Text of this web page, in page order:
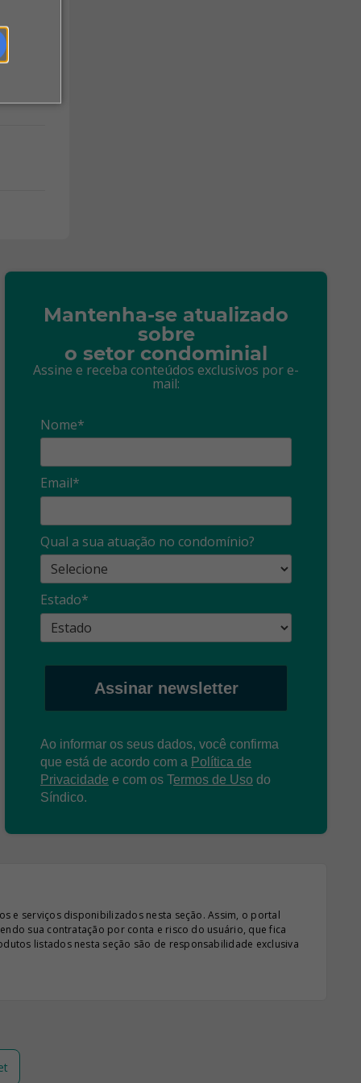
Mantenha-se atualizado
sobre
o setor condominial
Assine e receba conteúdos exclusivos por e-
mail:
Nome*
Email*
Qual a sua atuação no condomínio?
Estado*
Assinar newsletter
Ao informar os seus dados, você confirma
que está de acordo com a Política de
Privacidade e com os Termos de Uso do
Síndico.
e serviços disponibilizados nesta seção. Assim, o portal
sua contratação por conta e risco do usuário, que fica
listados nesta seção são de responsabilidade exclusiva